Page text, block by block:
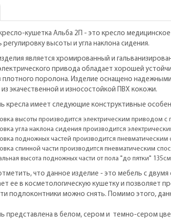
кушетка Альба 2П - это кресло
высоты и угла наклона сидения.
является хромированный и
привода обладает хорошей
плотного поролона. Изделие оснащено
экачественной и износостойкой ПВХ кокожи.
кресла имеет следующие конструктивные
высоты производится электрическим приводом с
угла наклона сидения производится
подножных частей производится пневматическим
спинной части производится пневматическим
высота подножных части от пола "до пятки" 135см
что данное изделие - это мебель с
ее в косметологическую кушетку и позволяет
подлоконтники можно снять. Помимо этого,
представлена в белом, сером и темно-сером